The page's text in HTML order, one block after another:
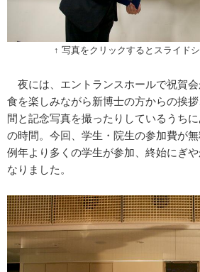
↑ 写真をクリックするとスライド
夜には、エントランスホールで祝賀
食を楽しみながら新博士の方からの挨
間と記念写真を撮ったりしているうち
の時間。今回、学生・院生の参加費が
例年より多くの学生が参加、終始にぎ
なりました。